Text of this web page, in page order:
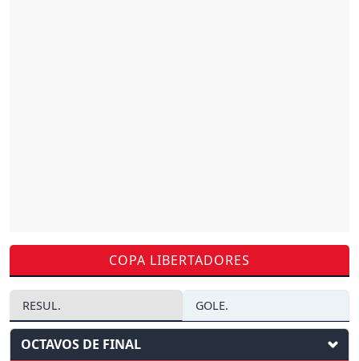
COPA LIBERTADORES
RESUL. GOLE.
OCTAVOS DE FINAL